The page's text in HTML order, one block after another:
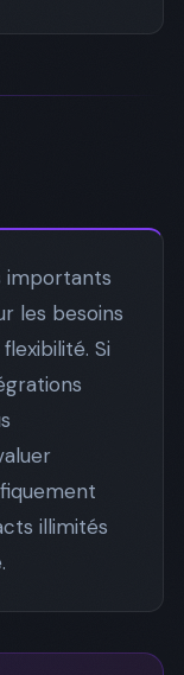
importants
les besoins
Si
illimités